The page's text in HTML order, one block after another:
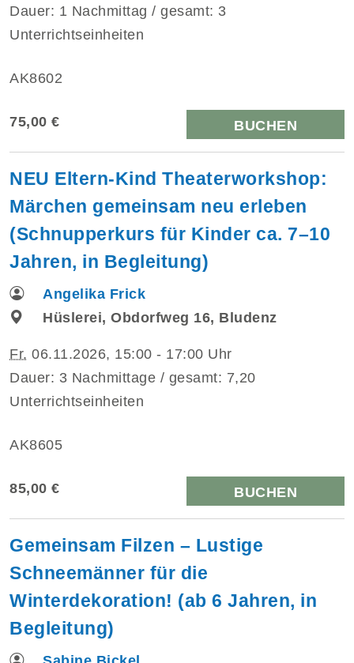
Dauer: 1 Nachmittag / gesamt: 3
Unterrichtseinheiten
AK8602
75,00 € BUCHEN
NEU Eltern-Kind Theaterworkshop:
Märchen gemeinsam neu erleben
(Schnupperkurs für Kinder ca. 7–10
Jahren, in Begleitung)
Angelika Frick
Hüslerei, Obdorfweg 16, Bludenz
Fr. 06.11.2026, 15:00 - 17:00 Uhr
Dauer: 3 Nachmittage / gesamt: 7,20
Unterrichtseinheiten
AK8605
85,00 € BUCHEN
Gemeinsam Filzen – Lustige
Schneemänner für die
Winterdekoration! (ab 6 Jahren, in
Begleitung)